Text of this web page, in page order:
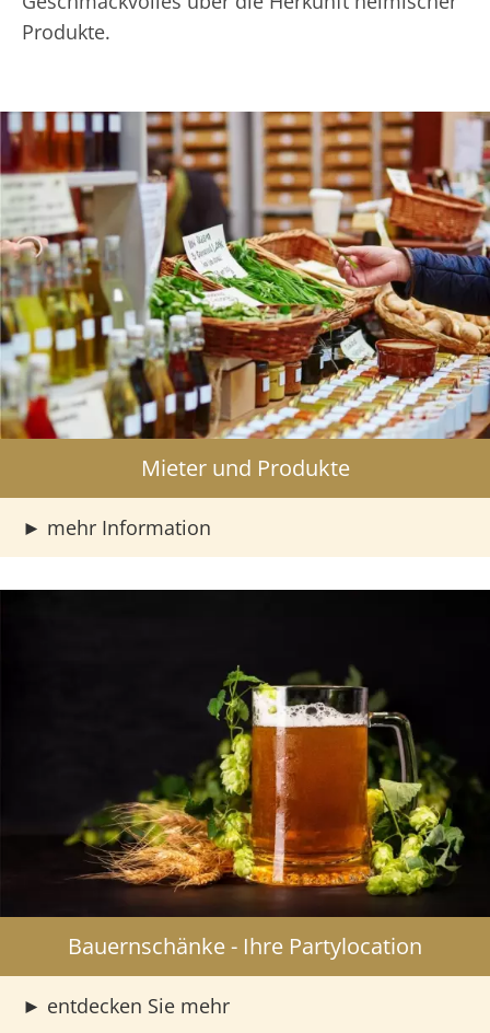
Produkte.
Mieter und Produkte
► mehr Information
Bauernschänke - Ihre Partylocation
► entdecken Sie mehr